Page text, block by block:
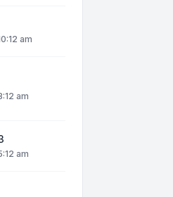
am
am
am